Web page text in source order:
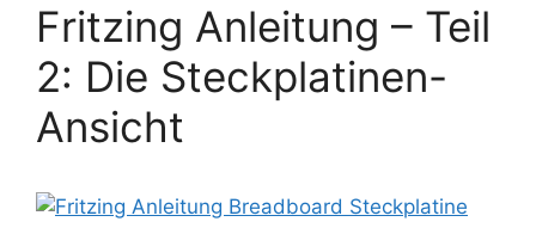
Fritzing Anleitung – Teil
2: Die Steckplatinen-
Ansicht